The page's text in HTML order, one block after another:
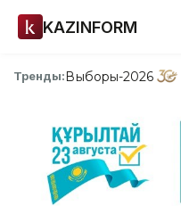
KAZINFORM
Тренды:Выборы-2026